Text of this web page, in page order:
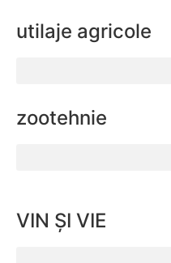
utilaje agricole
zootehnie
VIN ȘI VIE